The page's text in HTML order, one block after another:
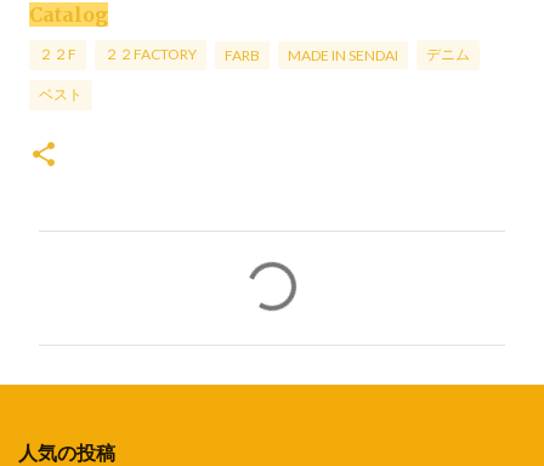
Catalog
２２F ２２FACTORY FARB MADE IN SENDAI デニム
ベスト
人気の投稿